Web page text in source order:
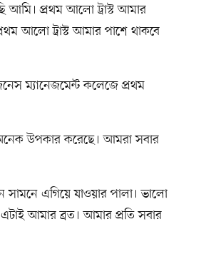
আমি। প্রথম আলো ট্রাস্ট আমার
আলো ট্রাস্ট আমার পাশে থাকবে
ম্যানেজমেন্ট কলেজে প্রথম
উপকার করেছে। আমরা সবার
সামনে এগিয়ে যাওয়ার পালা। ভালো
আমার ব্রত। আমার প্রতি সবার